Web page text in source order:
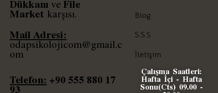
Dükkanı veFile
Market karşısı.
Mail Adresi:
odapsikolojicom@gmail.c
om
Telefon: +90555 880 17
93
Blog
S.S.S
İletişim
Çalışma Saatleri:
Hafta İçi - Hafta
Sonu(Cts) 09.00 -